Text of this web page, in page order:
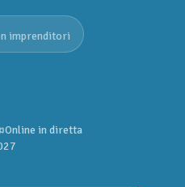
imprenditori
Online in diretta